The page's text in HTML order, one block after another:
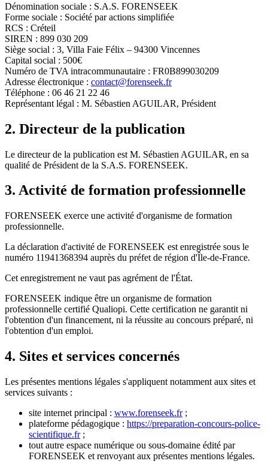
Dénomination sociale : S.A.S. FORENSEEK
Forme sociale : Société par actions simplifiée
RCS : Créteil
SIREN : 899 030 209
Siège social : 3, Villa Faie Félix – 94300 Vincennes
Capital social : 500€
Numéro de TVA intracommunautaire : FR0B899030209
Adresse électronique : contact@forenseek.fr
Téléphone : 06 46 21 22 46
Représentant légal : M. Sébastien AGUILAR, Président
2. Directeur de la publication
Le directeur de la publication est M. Sébastien AGUILAR, en sa
qualité de Président de la S.A.S. FORENSEEK.
3. Activité de formation professionnelle
FORENSEEK exerce une activité d'organisme de formation
professionnelle.
La déclaration d'activité de FORENSEEK est enregistrée sous le
numéro 11941368394 auprès du préfet de région d'Île-de-France.
Cet enregistrement ne vaut pas agrément de l'État.
FORENSEEK indique être un organisme de formation
professionnelle certifié Qualiopi. Cette certification ne garantit ni
l'obtention d'un financement, ni la réussite au concours préparé, ni
l'obtention d'un emploi.
4. Sites et services concernés
Les présentes mentions légales s'appliquent notamment aux sites et
services suivants :
site internet principal : www.forenseek.fr ;
plateforme pédagogique : https://preparation-concours-police-
scientifique.fr ;
tout autre espace numérique ou sous-domaine édité par
FORENSEEK et renvoyant aux présentes mentions légales.